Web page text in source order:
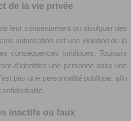
de la vie privée
leur consentement ou divulguer des
autorisation est une violation de la
conséquences juridiques. Toujours
d’identifier une personne dans une
pas une personnalité publique, afin
inactifs ou faux